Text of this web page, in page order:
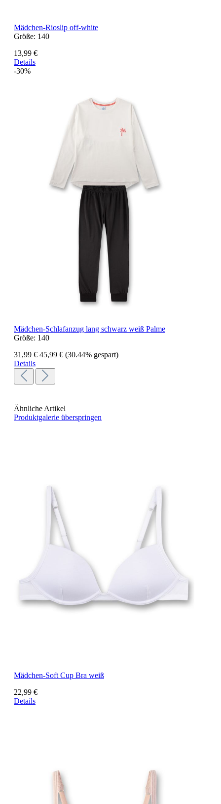
Mädchen-Rioslip off-white
Größe: 140
13,99 €
Details
-30%
Mädchen-Schlafanzug lang schwarz weiß Palme
Größe: 140
31,99 € 45,99 € (30.44% gespart)
Details
Ähnliche Artikel
Produktgalerie überspringen
Mädchen-Soft Cup Bra weiß
22,99 €
Details